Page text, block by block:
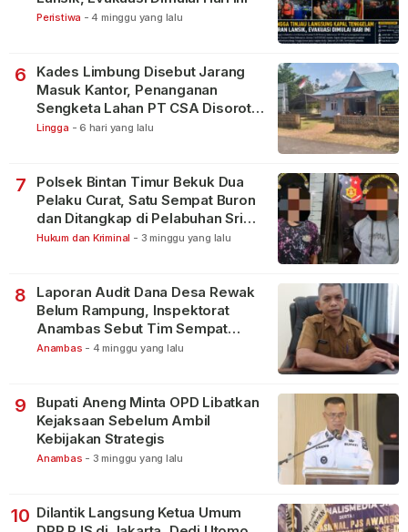
Peristiwa - 4 minggu yang lalu
6
Kades Limbung Disebut Jarang
Masuk Kantor, Penanganan
Sengketa Lahan PT CSA Disorot
Warga
Lingga - 6 hari yang lalu
7
Polsek Bintan Timur Bekuk Dua
Pelaku Curat, Satu Sempat Buron
dan Ditangkap di Pelabuhan Sri
Bintan Pura
Hukum dan Kriminal - 3 minggu yang lalu
8
Laporan Audit Dana Desa Rewak
Belum Rampung, Inspektorat
Anambas Sebut Tim Sempat
Terbagi Tangani Kasus Lain
Anambas - 4 minggu yang lalu
9
Bupati Aneng Minta OPD Libatkan
Kejaksaan Sebelum Ambil
Kebijakan Strategis
Anambas - 3 minggu yang lalu
10 Dilantik Langsung Ketua Umum